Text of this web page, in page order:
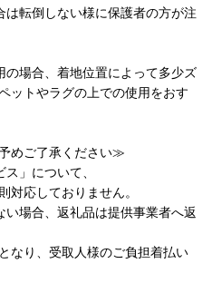
転倒しない様に保護者の方が注
場合、着地位置によって多少ズ
ットやラグの上での使用をおす
めご了承ください≫
」について、
対応しておりません。
場合、返礼品は提供事業者へ返
なり、受取人様のご負担着払い